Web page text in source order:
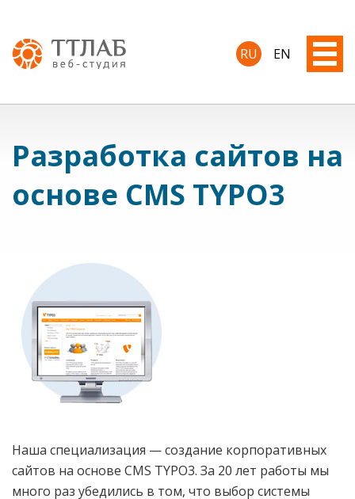
RU EN
Разработка сайтов на
основе CMS TYPO3
Наша специализация — создание корпоративных
сайтов на основе CMS TYPO3. За 20 лет работы мы
много раз убедились в том, что выбор системы